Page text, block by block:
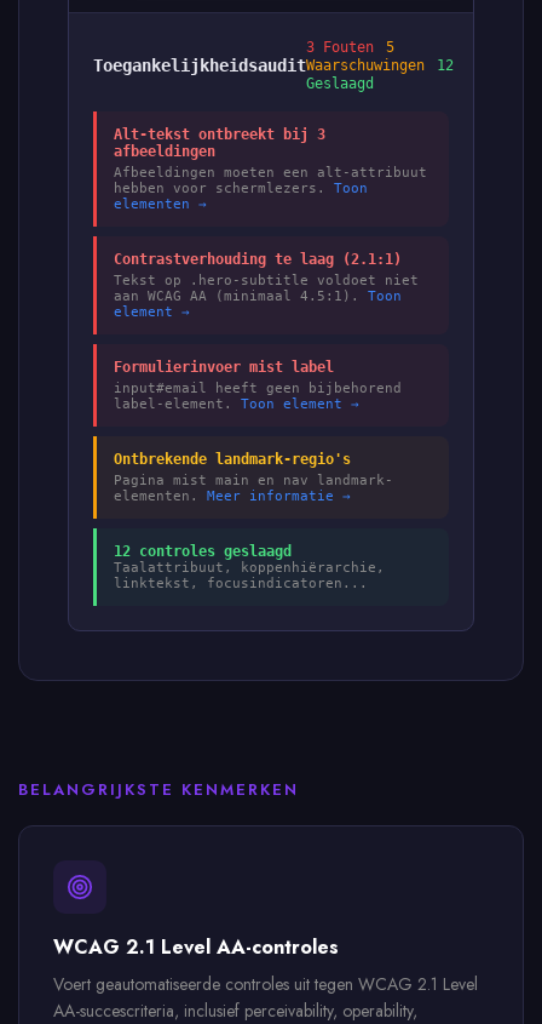
Toegankelijkheidsaudit
3 Fouten
5
Waarschuwingen
12
Geslaagd
Alt-tekst ontbreekt bij 3
afbeeldingen
Afbeeldingen moeten een alt-attribuut
hebben voor schermlezers. Toon
elementen →
Contrastverhouding te laag (2.1:1)
Tekst op .hero-subtitle voldoet niet
aan WCAG AA (minimaal 4.5:1). Toon
element →
Formulierinvoer mist label
input#email heeft geen bijbehorend
label-element. Toon element →
Ontbrekende landmark-regio's
Pagina mist main en nav landmark-
elementen. Meer informatie →
12 controles geslaagd
Taalattribuut, koppenhiërarchie,
linktekst, focusindicatoren...
BELANGRIJKSTE KENMERKEN
WCAG 2.1 Level AA-controles
Voert geautomatiseerde controles uit tegen WCAG 2.1 Level
AA-succescriteria, inclusief perceivability, operability,